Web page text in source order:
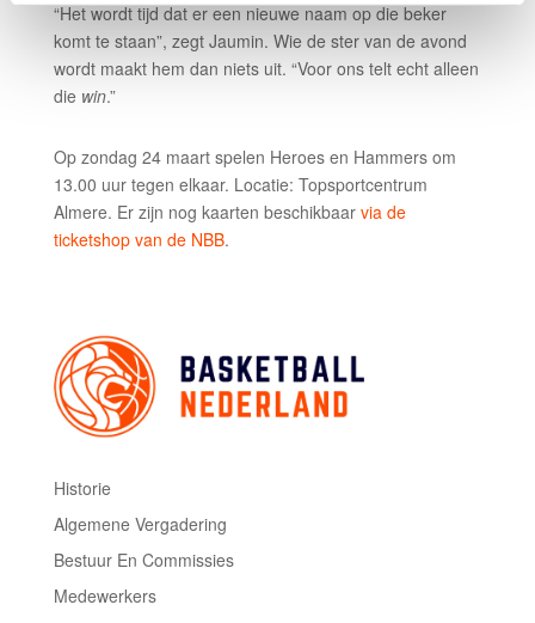
“Het wordt tijd dat er een nieuwe naam op die beker
komt te staan”, zegt Jaumin. Wie de ster van de avond
wordt maakt hem dan niets uit. “Voor ons telt echt alleen
die win.”
Op zondag 24 maart spelen Heroes en Hammers om
13.00 uur tegen elkaar. Locatie: Topsportcentrum
Almere. Er zijn nog kaarten beschikbaar via de
ticketshop van de NBB.
Historie
Algemene Vergadering
Bestuur En Commissies
Medewerkers